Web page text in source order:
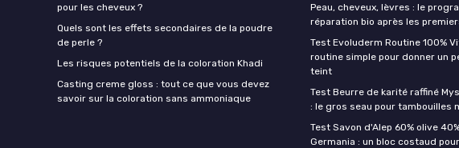
pour les cheveux ?
Quels sont les effets secondaires de la poudre
de perle ?
Les risques potentiels de la coloration Khadi
Casting creme gloss : tout ce que vous devez
savoir sur la coloration sans ammoniaque
Peau, cheveux, lèvres : le
réparation bio après les
Test Evoluderm Routine 100%
routine simple pour donner un
teint
Test Beurre de karité raffiné
: le gros seau pour tambouilles
Test Savon d'Alep 60% olive
Germania : un bloc costaud